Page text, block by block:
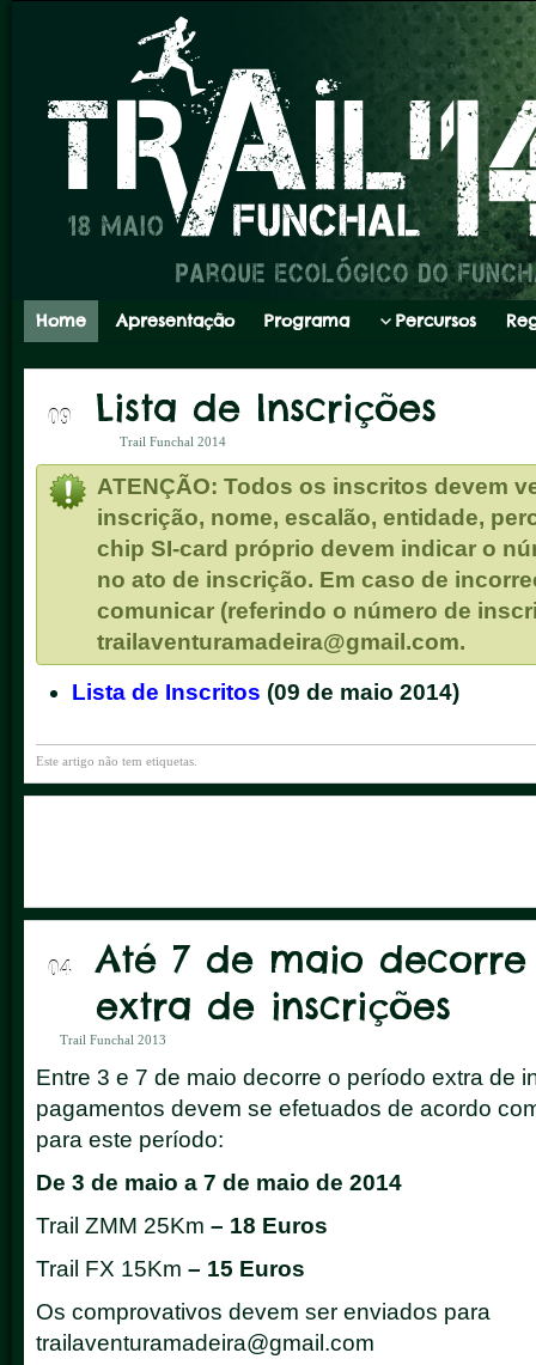
Home Apresentação Programa Percursos
09 Lista de Inscrições
Trail Funchal 2014
ATENÇÃO: Todos os inscritos devem
inscrição, nome, escalão, entidade,
chip SI-card próprio devem indicar o
no ato de inscrição. Em caso de
comunicar (referindo o número de
trailaventuramadeira@gmail.com.
Lista de Inscritos (09 de maio 2014)
Este artigo não tem etiquetas.
04
Até 7 de maio
extra de inscrições
Trail Funchal 2013
Entre 3 e 7 de maio decorre o período extra de
pagamentos devem se efetuados de acordo
para este período:
De 3 de maio a 7 de maio de 2014
Trail ZMM 25Km – 18 Euros
Trail FX 15Km – 15 Euros
Os comprovativos devem ser enviados para
trailaventuramadeira@gmail.com